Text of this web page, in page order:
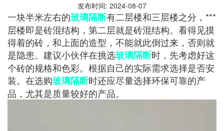
发布时间: 2024-08-07
一块半米左右的玻璃隔断有二层楼和三层楼之分，***
层楼即是砖混结构，第二层就是砖混结构。看得见摸
得着的砖，和上面的造型，不能就此倒过来，否则就
是隐患。建议小伙伴在挑选玻璃隔断时，先考虑好这
个砖的规格和色彩。根据自己的实际需求选择是否安
装。在选购玻璃隔断时还应尽量选择环保可靠的产
品，尤其是质量较好的产品。